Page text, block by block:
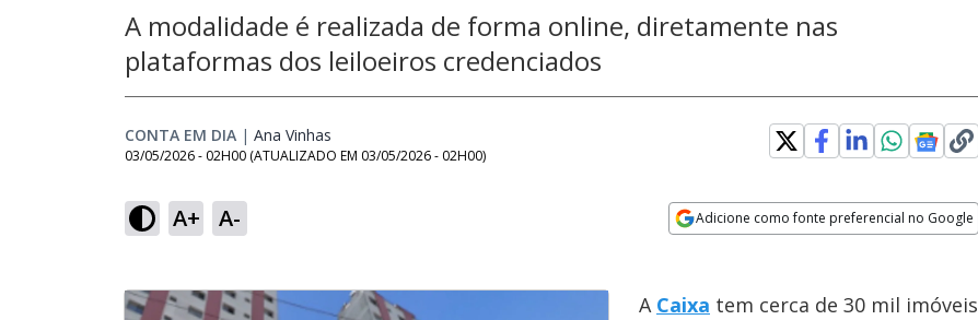
A modalidade é realizada de forma online, diretamente nas
plataformas dos leiloeiros credenciados
CONTA EM DIA | Ana Vinhas
03/05/2026 - 02H00 (ATUALIZADO EM 03/05/2026 - 02H00)
A+ A- Adicione como fonte preferencial no Google
A Caixa tem cerca de 30 mil imóveis